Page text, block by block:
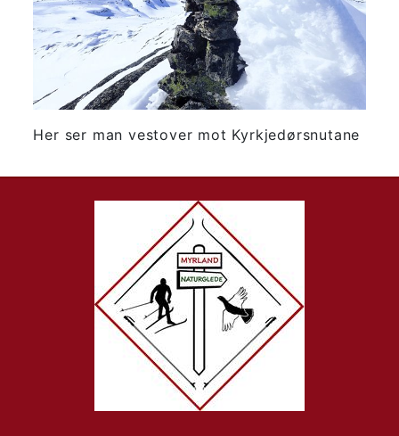
Her ser man vestover mot Kyrkjedørsnutane